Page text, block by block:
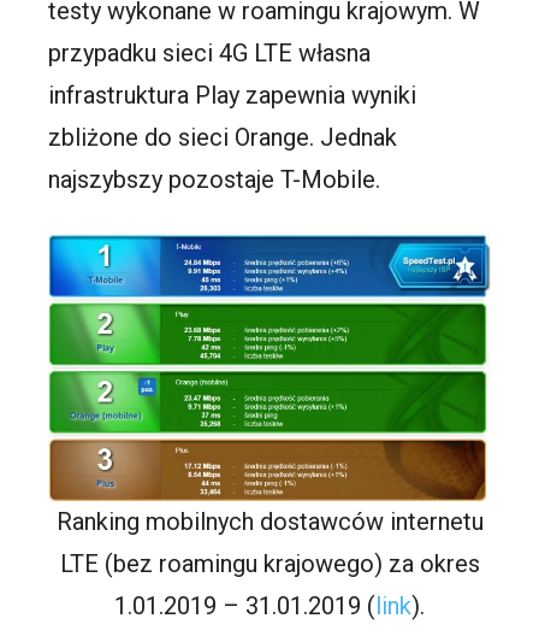
testy wykonane w roamingu krajowym. W
przypadku sieci 4G LTE własna
infrastruktura Play zapewnia wyniki
zbliżone do sieci Orange. Jednak
najszybszy pozostaje T-Mobile.
Ranking mobilnych dostawców internetu
LTE (bez roamingu krajowego) za okres
1.01.2019 – 31.01.2019 (link).